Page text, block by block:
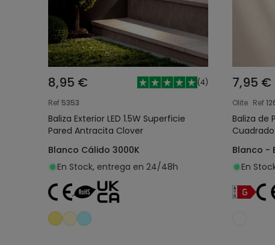
8,95 € (4)
Ref 5353
Baliza Exterior LED 1.5W Superficie
Pared Antracita Clover
Blanco Cálido 3000K
En Stock, entrega en 24/48h
7,95 €
Olite Ref
Baliza de
Blanco -
En